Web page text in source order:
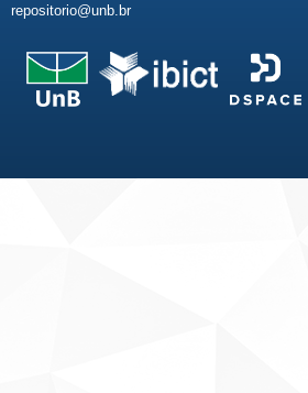
repositorio@unb.br